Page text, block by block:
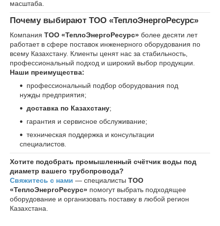
масштаба.
Почему выбирают ТОО «ТеплоЭнергоРесурс»
Компания ТОО «ТеплоЭнергоРесурс» более десяти лет
работает в сфере поставок инженерного оборудования по
всему Казахстану. Клиенты ценят нас за стабильность,
профессиональный подход и широкий выбор продукции.
Наши преимущества:
профессиональный подбор оборудования под
нужды предприятия;
доставка по Казахстану;
гарантия и сервисное обслуживание;
техническая поддержка и консультации
специалистов.
Хотите подобрать промышленный счётчик воды под
диаметр вашего трубопровода?
Свяжитесь с нами — специалисты ТОО
«ТеплоЭнергоРесурс» помогут выбрать подходящее
оборудование и организовать поставку в любой регион
Казахстана.